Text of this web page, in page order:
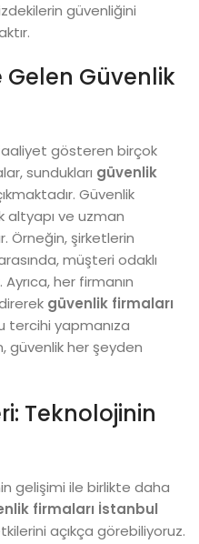
güvenliğini
Gelen Güvenlik
gösteren birçok
sundukları güvenlik
Güvenlik
altyapı ve uzman
Örneğin, şirketlerin
müşteri odaklı
her firmanın
güvenlik firmaları
tercihi yapmanıza
güvenlik her şeyden
Teknolojinin
gelişimi ile birlikte daha
firmaları İstanbul
açıkça görebiliyoruz.